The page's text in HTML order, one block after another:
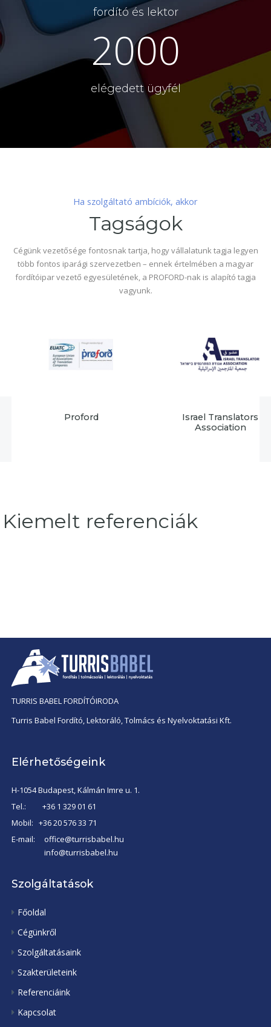
fordító és lektor
2000
elégedett ügyfél
Ha szolgáltató ambíciók, akkor
Tagságok
Cégünk vezetősége fontosnak tartja, hogy vállalatunk tagja legyen
több fontos iparági szervezetben – ennek értelmében a magyar
fordítóipar vezető egyesületének, a PROFORD-nak is alapító tagja
vagyunk.
Proford
Israel Translators
Association
Kiemelt referenciák
TURRIS BABEL FORDÍTÓIRODA
Turris Babel Fordító, Lektoráló, Tolmács és Nyelvoktatási Kft.
Elérhetőségeink
H-1054 Budapest, Kálmán Imre u. 1.
Tel.:
+36 1 329 01 61
Mobil: +36 20 576 33 71
E-mail:
office@turrisbabel.hu
info@turrisbabel.hu
Szolgáltatások
Főoldal
Cégünkről
Szolgáltatásaink
Szakterületeink
Referenciáink
Kapcsolat